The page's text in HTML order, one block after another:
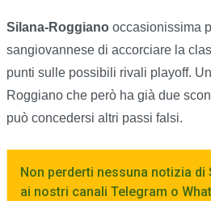
Silana-Roggiano occasionissima
sangiovannese di accorciare la
punti sulle possibili rivali playoff.
Roggiano che però ha già due
può concedersi altri passi falsi.
Non perderti nessuna notizia
ai nostri canali Telegram o